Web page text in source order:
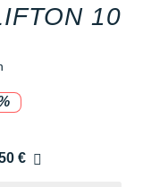
10
€